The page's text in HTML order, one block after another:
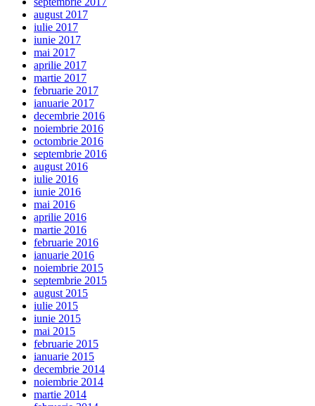
august 2017
iulie 2017
iunie 2017
mai 2017
aprilie 2017
martie 2017
februarie 2017
ianuarie 2017
decembrie 2016
noiembrie 2016
octombrie 2016
septembrie 2016
august 2016
iulie 2016
iunie 2016
mai 2016
aprilie 2016
martie 2016
februarie 2016
ianuarie 2016
noiembrie 2015
septembrie 2015
august 2015
iulie 2015
iunie 2015
mai 2015
februarie 2015
ianuarie 2015
decembrie 2014
noiembrie 2014
martie 2014